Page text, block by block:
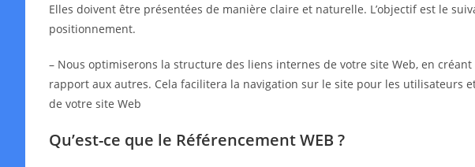
Elles doivent être présentées de manière claire et naturelle. L’objectif est le
positionnement.
– Nous optimiserons la structure des liens internes de votre site Web, en
rapport aux autres. Cela facilitera la navigation sur le site pour les utilisateurs
de votre site Web
Qu’est-ce que le Référencement WEB ?